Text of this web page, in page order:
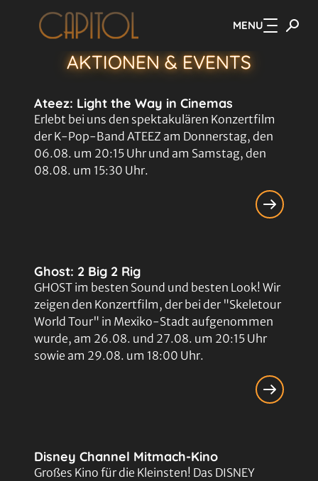
Zum Hauptinhalt springen MENU
AKTIONEN & EVENTS
Ateez: Light the Way in Cinemas
Erlebt bei uns den spektakulären Konzertfilm
der K-Pop-Band ATEEZ am Donnerstag, den
06.08. um 20:15 Uhr und am Samstag, den
08.08. um 15:30 Uhr.
Ghost: 2 Big 2 Rig
GHOST im besten Sound und besten Look! Wir
zeigen den Konzertfilm, der bei der "Skeletour
World Tour" in Mexiko-Stadt aufgenommen
wurde, am 26.08. und 27.08. um 20:15 Uhr
sowie am 29.08. um 18:00 Uhr.
Disney Channel Mitmach-Kino
Großes Kino für die Kleinsten! Das DISNEY